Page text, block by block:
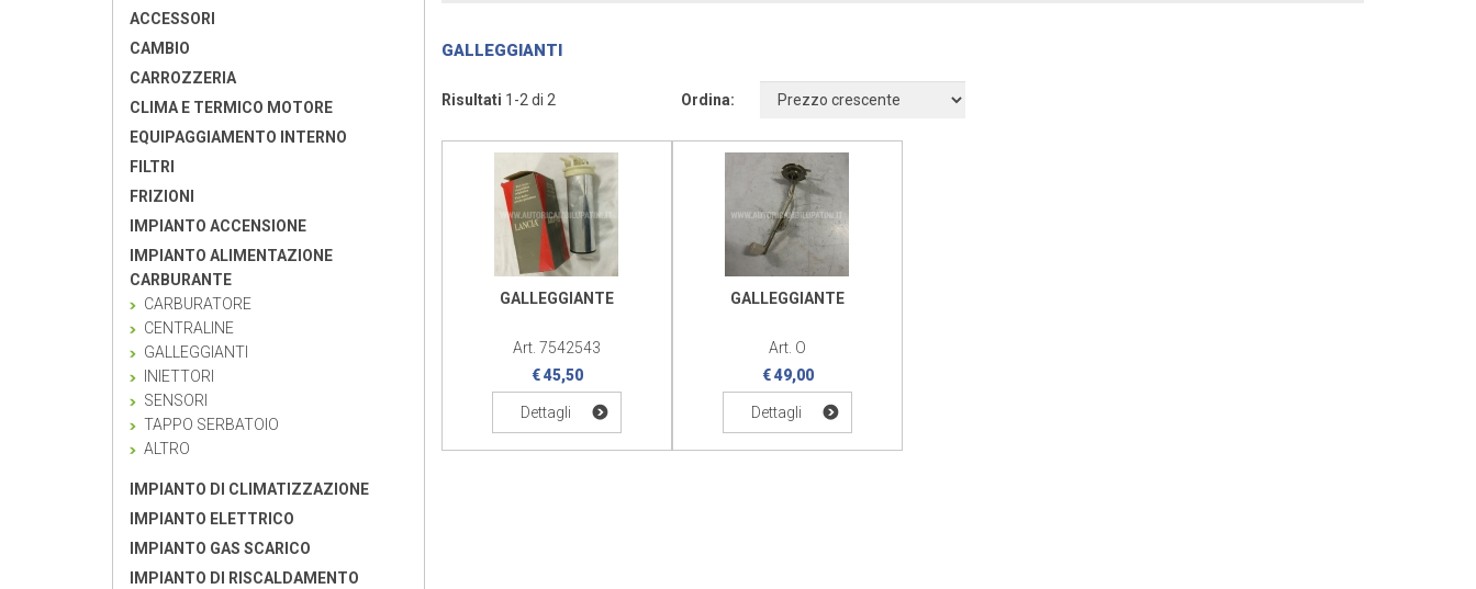
GALLEGGIANTI
Risultati 1-2 di 2 Ordina:
GALLEGGIANTE
Art. 7542543
€ 45,50
Dettagli
GALLEGGIANTE
Art. O
€ 49,00
Dettagli
ACCESSORI
CAMBIO
CARROZZERIA
CLIMA E TERMICO MOTORE
EQUIPAGGIAMENTO INTERNO
FILTRI
FRIZIONI
IMPIANTO ACCENSIONE
IMPIANTO ALIMENTAZIONE
CARBURANTE
CARBURATORE
CENTRALINE
GALLEGGIANTI
INIETTORI
SENSORI
TAPPO SERBATOIO
ALTRO
IMPIANTO DI CLIMATIZZAZIONE
IMPIANTO ELETTRICO
IMPIANTO GAS SCARICO
IMPIANTO DI RISCALDAMENTO